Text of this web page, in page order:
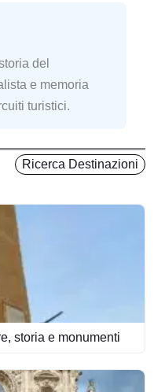
del
e memoria
turistici.
Ricerca Destinazioni
storia e monumenti